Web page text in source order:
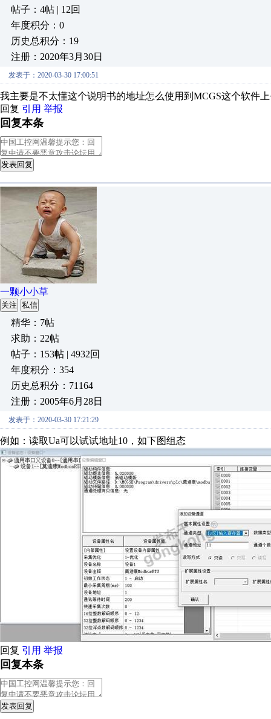
帖子：4帖 | 12回
年度积分：0
历史总积分：19
注册：2020年3月30日
发表于：2020-03-30 17:00:51
我主要是不太懂这个说明书的地址怎么使用到MCGS这个软件
回复 引用 举报
回复本条
发表回复
一颗小小草
关注 私信
精华：7帖
求助：22帖
帖子：153帖 | 4932回
年度积分：354
历史总积分：71164
注册：2005年6月28日
发表于：2020-03-30 17:21:29
例如：读取Ua可以试试地址10，如下图组态
回复 引用 举报
回复本条
发表回复